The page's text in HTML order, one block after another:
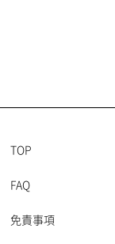
TOP
FAQ
免責事項